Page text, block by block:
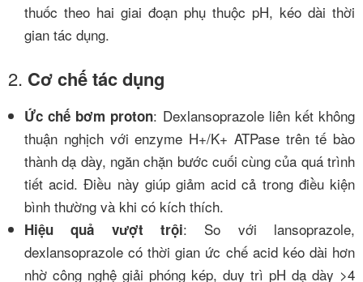
thuốc theo hai giai đoạn phụ thuộc pH, kéo dài thời
gian tác dụng.
2. Cơ chế tác dụng
Ức chế bơm proton: Dexlansoprazole liên kết không
thuận nghịch với enzyme H+/K+ ATPase trên tế bào
thành dạ dày, ngăn chặn bước cuối cùng của quá trình
tiết acid. Điều này giúp giảm acid cả trong điều kiện
bình thường và khi có kích thích.
Hiệu quả vượt trội: So với lansoprazole,
dexlansoprazole có thời gian ức chế acid kéo dài hơn
nhờ công nghệ giải phóng kép, duy trì pH dạ dày >4